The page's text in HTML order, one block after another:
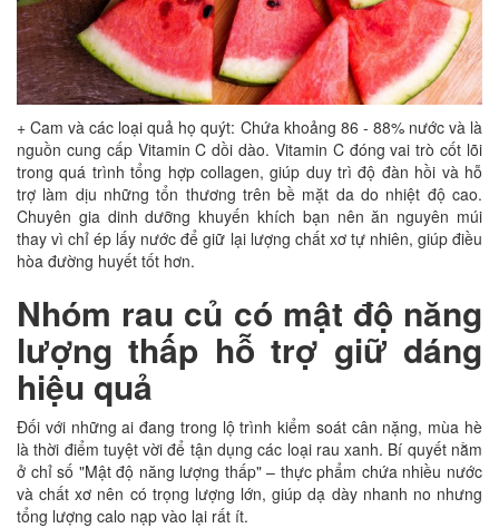
+ Cam và các loại quả họ quýt: Chứa khoảng 86 - 88% nước và là
nguồn cung cấp Vitamin C dồi dào. Vitamin C đóng vai trò cốt lõi
trong quá trình tổng hợp collagen, giúp duy trì độ đàn hồi và hỗ
trợ làm dịu những tổn thương trên bề mặt da do nhiệt độ cao.
Chuyên gia dinh dưỡng khuyến khích bạn nên ăn nguyên múi
thay vì chỉ ép lấy nước để giữ lại lượng chất xơ tự nhiên, giúp điều
hòa đường huyết tốt hơn.
Nhóm rau củ có mật độ năng
lượng thấp hỗ trợ giữ dáng
hiệu quả
Đối với những ai đang trong lộ trình kiểm soát cân nặng, mùa hè
là thời điểm tuyệt vời để tận dụng các loại rau xanh. Bí quyết nằm
ở chỉ số "Mật độ năng lượng thấp" – thực phẩm chứa nhiều nước
và chất xơ nên có trọng lượng lớn, giúp dạ dày nhanh no nhưng
tổng lượng calo nạp vào lại rất ít.